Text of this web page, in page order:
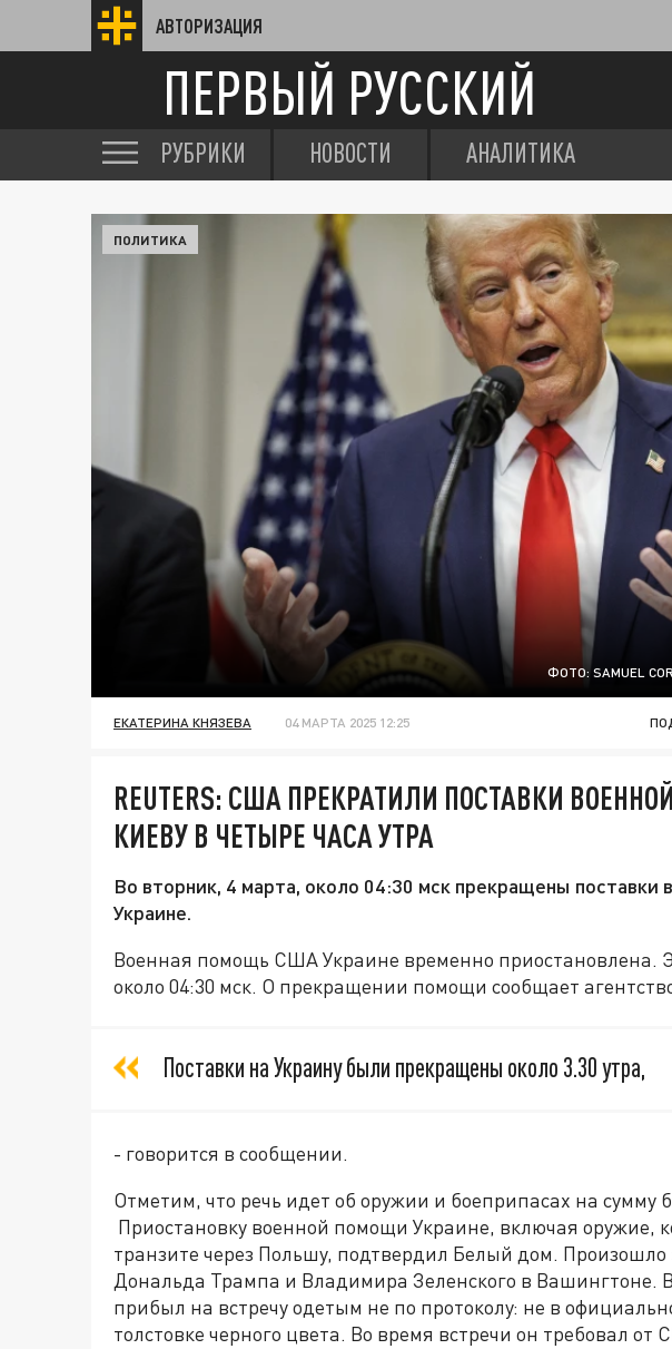
АВТОРИЗАЦИЯ
ПЕРВЫЙ РУССКИЙ
РУБРИКИ НОВОСТИ АНАЛИТИКА
ФОТО: SAMUEL
ПОЛИТИКА
ЕКАТЕРИНА КНЯЗЕВА 04 МАРТА 2025 12:25
REUTERS: США ПРЕКРАТИЛИ ПОСТАВКИ
КИЕВУ В ЧЕТЫРЕ ЧАСА УТРА
Во вторник, 4 марта, около 04:30 мск прекращены
Украине.
Военная помощь США Украине временно приостановлена.
около 04:30 мск. О прекращении помощи сообщает
Поставки на Украину были прекращены около 3.30 утра,
- говорится в сообщении.
Отметим, что речь идет об оружии и боеприпасах на сумму
Приостановку военной помощи Украине, включая оружие,
транзите через Польшу, подтвердил Белый дом. Произошло
Дональда Трампа и Владимира Зеленского в Вашингтоне.
прибыл на встречу одетым не по протоколу: не в
толстовке черного цвета. Во время встречи он требовал